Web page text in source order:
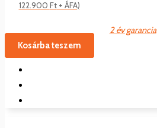
122.900 Ft+ ÁFA)
2 év garancia
Kosárba teszem